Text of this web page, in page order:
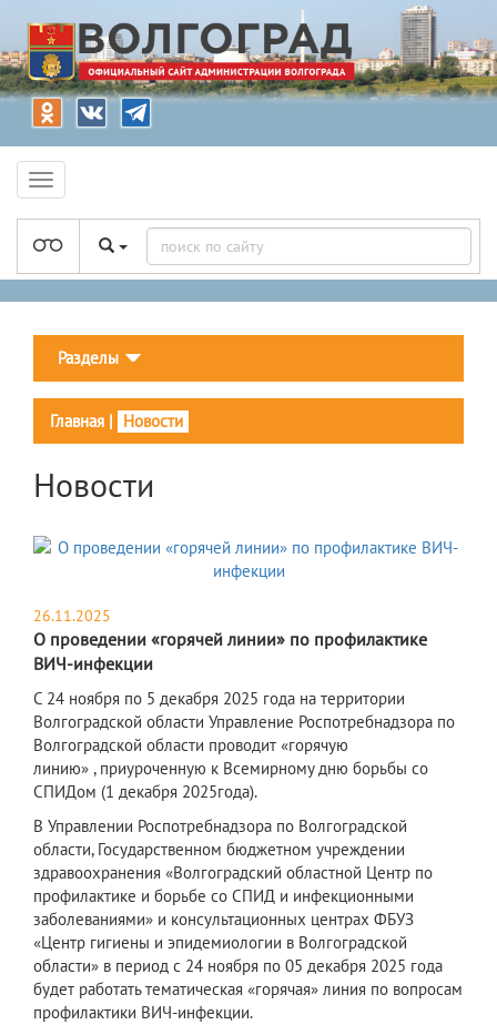
Разделы
Главная | Новости
Новости
26.11.2025
О проведении «горячей линии» по профилактике
ВИЧ-инфекции
С 24 ноября по 5 декабря 2025 года на территории
Волгоградской области Управление Роспотребнадзора по
Волгоградской области проводит «горячую
линию» , приуроченную к Всемирному дню борьбы со
СПИДом (1 декабря 2025года).
В Управлении Роспотребнадзора по Волгоградской
области, Государственном бюджетном учреждении
здравоохранения «Волгоградский областной Центр по
профилактике и борьбе со СПИД и инфекционными
заболеваниями» и консультационных центрах ФБУЗ
«Центр гигиены и эпидемиологии в Волгоградской
области» в период с 24 ноября по 05 декабря 2025 года
будет работать тематическая «горячая» линия по вопросам
профилактики ВИЧ-инфекции.